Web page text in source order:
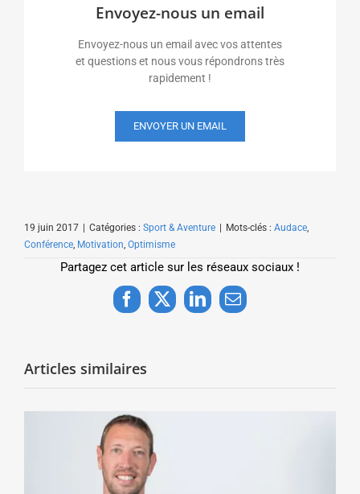
Envoyez-nous un email
Envoyez-nous un email avec vos attentes
et questions et nous vous répondrons très
rapidement !
ENVOYER UN EMAIL
19 juin 2017 | Catégories : Sport & Aventure | Mots-clés : Audace
Conférence Motivation Optimisme
Partagez cet article sur les réseaux sociaux !
Facebook
X LinkedInEmail
Articles similaires